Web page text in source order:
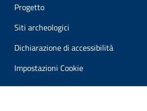
Progetto
Siti archeologici
Dichiarazione di accessibilità
Impostazioni Cookie